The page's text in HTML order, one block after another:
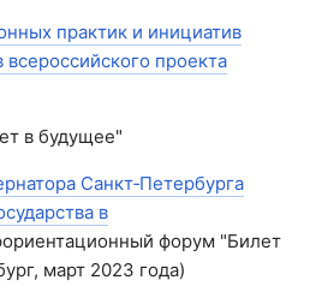
практик и инициатив
проекта
в будущее"
Санкт‑Петербурга
в
форум "Билет
март 2023 года)